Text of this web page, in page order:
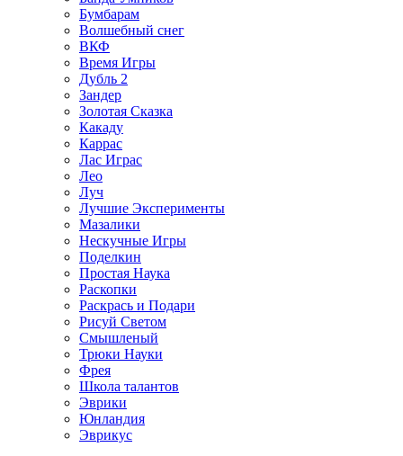
Бумбарам
Волшебный снег
ВКФ
Время Игры
Дубль 2
Зандер
Золотая Сказка
Какаду
Каррас
Лас Играс
Лео
Луч
Лучшие Эксперименты
Мазалики
Нескучные Игры
Поделкин
Простая Наука
Раскопки
Раскрась и Подари
Рисуй Светом
Смышленый
Трюки Науки
Фрея
Школа талантов
Эврики
Юнландия
Эврикус